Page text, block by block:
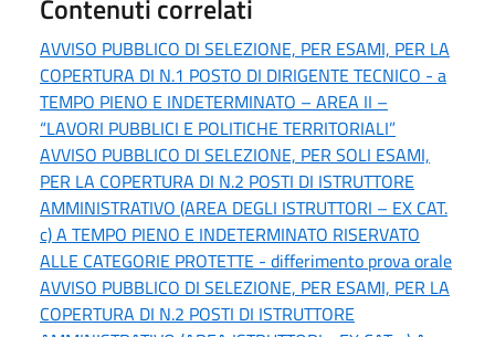
Contenuti correlati
AVVISO PUBBLICO DI SELEZIONE, PER ESAMI, PER LA
COPERTURA DI N.1 POSTO DI DIRIGENTE TECNICO - a
TEMPO PIENO E INDETERMINATO – AREA II –
“LAVORI PUBBLICI E POLITICHE TERRITORIALI”
AVVISO PUBBLICO DI SELEZIONE, PER SOLI ESAMI,
PER LA COPERTURA DI N.2 POSTI DI ISTRUTTORE
AMMINISTRATIVO (AREA DEGLI ISTRUTTORI – EX CAT.
c) A TEMPO PIENO E INDETERMINATO RISERVATO
ALLE CATEGORIE PROTETTE - differimento prova orale
AVVISO PUBBLICO DI SELEZIONE, PER ESAMI, PER LA
COPERTURA DI N.2 POSTI DI ISTRUTTORE